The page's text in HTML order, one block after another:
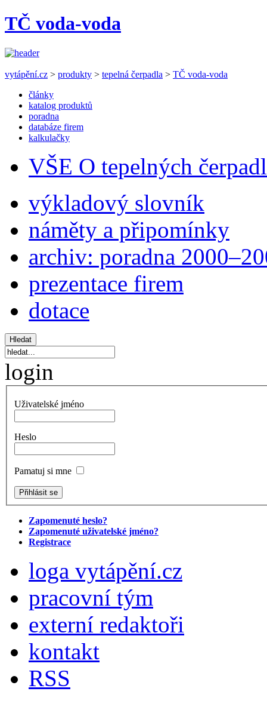
TČ voda-voda
vytápění.cz > produkty > tepelná čerpadla > TČ voda-voda
články
katalog produktů
poradna
databáze firem
kalkulačky
VŠE O tepelných
výkladový slovník
náměty a připomínky
archiv: poradna
prezentace firem
dotace
login
Uživatelské jméno
Heslo
Pamatuj si mne
Zapomenuté heslo?
Zapomenuté uživatelské jméno?
Registrace
loga vytápění.cz
pracovní tým
externí redaktoři
kontakt
RSS